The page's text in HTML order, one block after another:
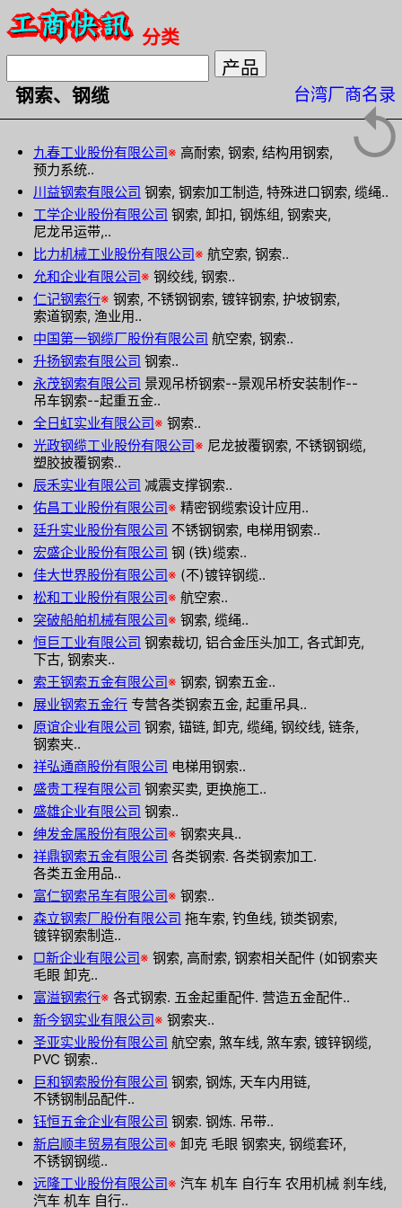
分类
钢索、钢缆 台湾厂商名录
九春工业股份有限公司※ 高耐索, 钢索, 结构用钢索,
预力系统..
川益钢索有限公司 钢索, 钢索加工制造, 特殊进口钢索, 缆绳..
工学企业股份有限公司 钢索, 卸扣, 钢炼组, 钢索夹,
尼龙吊运带,..
比力机械工业股份有限公司※ 航空索, 钢索..
允和企业有限公司※ 钢绞线, 钢索..
仁记钢索行※ 钢索, 不锈钢钢索, 镀锌钢索, 护坡钢索,
索道钢索, 渔业用..
中国第一钢缆厂股份有限公司 航空索, 钢索..
升扬钢索有限公司 钢索..
永茂钢索有限公司 景观吊桥钢索--景观吊桥安装制作--
吊车钢索--起重五金..
全日虹实业有限公司※ 钢索..
光政钢缆工业股份有限公司※ 尼龙披覆钢索, 不锈钢钢缆,
塑胶披覆钢索..
辰禾实业有限公司 减震支撑钢索..
佑昌工业股份有限公司※ 精密钢缆索设计应用..
廷升实业股份有限公司 不锈钢钢索, 电梯用钢索..
宏盛企业股份有限公司 钢 (铁)缆索..
佳大世界股份有限公司※ (不)镀锌钢缆..
松和工业股份有限公司※ 航空索..
突破船舶机械有限公司※ 钢索, 缆绳..
恒巨工业有限公司 钢索裁切, 铝合金压头加工, 各式卸克,
下古, 钢索夹..
索王钢索五金有限公司※ 钢索, 钢索五金..
展业钢索五金行 专营各类钢索五金, 起重吊具..
原谊企业有限公司 钢索, 锚链, 卸克, 缆绳, 钢绞线, 链条,
钢索夹..
祥弘通商股份有限公司 电梯用钢索..
盛贵工程有限公司 钢索买卖, 更换施工..
盛雄企业有限公司 钢索..
绅发金属股份有限公司※ 钢索夹具..
祥鼎钢索五金有限公司 各类钢索. 各类钢索加工.
各类五金用品..
富仁钢索吊车有限公司※ 钢索..
森立钢索厂股份有限公司 拖车索, 钓鱼线, 锁类钢索,
镀锌钢索制造..
□新企业有限公司※ 钢索, 高耐索, 钢索相关配件 (如钢索夹
毛眼 卸克..
富溢钢索行※ 各式钢索. 五金起重配件. 营造五金配件..
新今钢实业有限公司※ 钢索夹..
圣亚实业股份有限公司 航空索, 煞车线, 煞车索, 镀锌钢缆,
PVC 钢索..
巨和钢索股份有限公司 钢索, 钢炼, 天车内用链,
不锈钢制品配件..
钰恒五金企业有限公司 钢索. 钢炼. 吊带..
新启顺丰贸易有限公司※ 卸克 毛眼 钢索夹, 钢缆套环,
不锈钢钢缆..
远隆工业股份有限公司※ 汽车 机车 自行车 农用机械 刹车线,
汽车 机车 自行..
↺